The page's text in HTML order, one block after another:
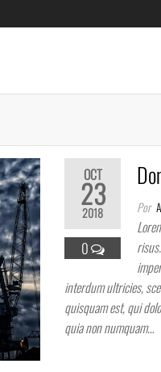
OCT
23
2018
0
Por
interdum ultricies,
quisquam est, qui
quia non numquam…